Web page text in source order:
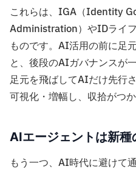
これらは、IGA（Identity
Administration）やIDライ
ものです。AI活用の前に足
と、後段のAIガバナンスが
足元を飛ばしてAIだけ先行
可視化・増幅し、収拾がつか
AIエージェントは新種
もう一つ、AI時代に避けて